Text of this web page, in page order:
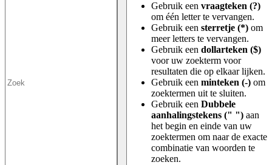
Gebruik een vraagteken (?)
om één letter te vervangen.
Gebruik een sterretje (*) om
meer letters te vervangen.
Gebruik een dollarteken ($)
voor uw zoekterm voor
resultaten die op elkaar lijken.
Gebruik een minteken (-) om
zoektermen uit te sluiten.
Gebruik een Dubbele
aanhalingstekens (" ") aan
het begin en einde van uw
zoektermen om naar de exacte
combinatie van woorden te
zoeken.